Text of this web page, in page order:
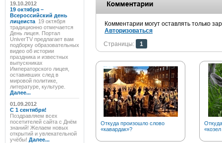
19.10.2012
19 октября –
Всероссийский день
лицеиста 19 октября
традиционно отмечается
День лицея. Портал
UniverTV предлагает вам
подборку образовательных
видео об истории
праздника и известных
выпускниках
Императорского лицея,
оставивших след в
мировой политике,
литературе, культуре.
Далее...
01.09.2012
C 1 сентября!
Поздравляем всех
посетителей сайта с Днём
знаний! Желаем новых
открытий и увлекательной
учёбы! Далее...
Комментарии могут оставлять только
Авторизоваться
Страницы:
1
Откуда произошло слово
«кавардак»?